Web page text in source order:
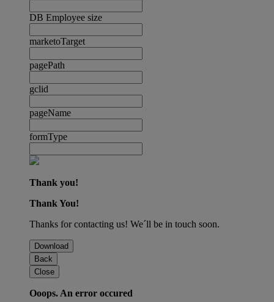
DB Employee size
marketoTarget
pagePath
gclid
pageName
formType
Thank you!
Thank You!
Thanks for contacting us! We´ll be in touch soon.
Download
Back
Close
Ooops. An error occured